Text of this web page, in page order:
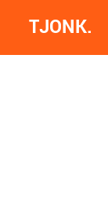
TJONK.